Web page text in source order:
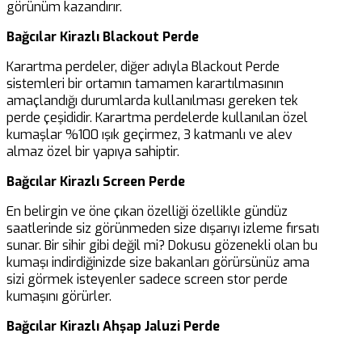
görünüm kazandırır.
Bağcılar Kirazlı Blackout Perde
Karartma perdeler, diğer adıyla Blackout Perde
sistemleri bir ortamın tamamen karartılmasının
amaçlandığı durumlarda kullanılması gereken tek
perde çeşididir. Karartma perdelerde kullanılan özel
kumaşlar %100 ışık geçirmez, 3 katmanlı ve alev
almaz özel bir yapıya sahiptir.
Bağcılar Kirazlı Screen Perde
En belirgin ve öne çıkan özelliği özellikle gündüz
saatlerinde siz görünmeden size dışarıyı izleme fırsatı
sunar. Bir sihir gibi değil mi? Dokusu gözenekli olan bu
kumaşı indirdiğinizde size bakanları görürsünüz ama
sizi görmek isteyenler sadece screen stor perde
kumaşını görürler.
Bağcılar Kirazlı Ahşap Jaluzi Perde